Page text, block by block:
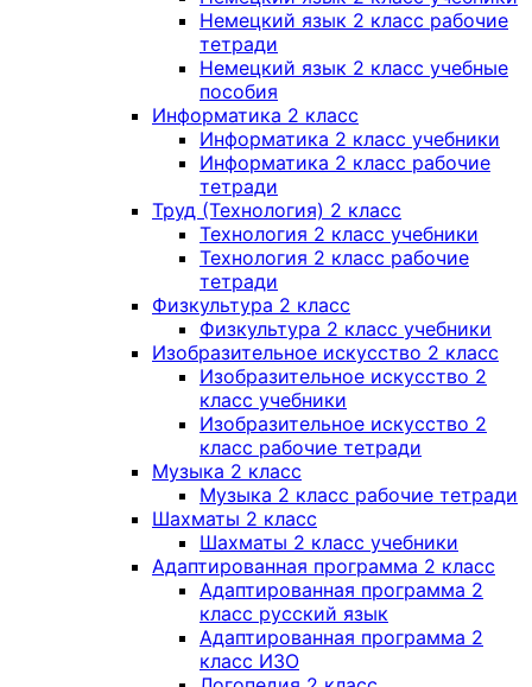
Немецкий язык 2 класс рабочие
тетради
Немецкий язык 2 класс учебные
пособия
Информатика 2 класс
Информатика 2 класс учебники
Информатика 2 класс рабочие
тетради
Труд (Технология) 2 класс
Технология 2 класс учебники
Технология 2 класс рабочие
тетради
Физкультура 2 класс
Физкультура 2 класс учебники
Изобразительное искусство 2 класс
Изобразительное искусство 2
класс учебники
Изобразительное искусство 2
класс рабочие тетради
Музыка 2 класс
Музыка 2 класс рабочие тетради
Шахматы 2 класс
Шахматы 2 класс учебники
Адаптированная программа 2 класс
Адаптированная программа 2
класс русский язык
Адаптированная программа 2
класс ИЗО